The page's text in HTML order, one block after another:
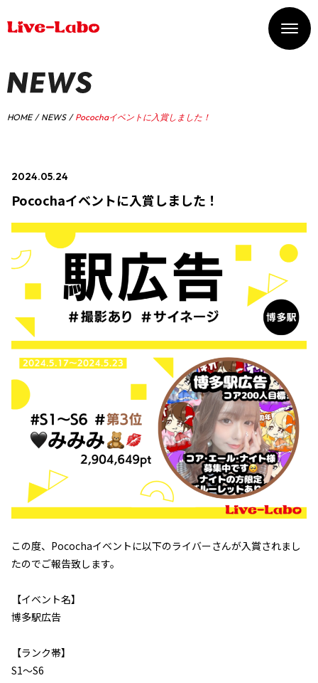
HOME NEWS Pocochaイベントに入賞しました！
2024.05.24
Pocochaイベントに入賞しました！
この度、Pocochaイベントに以下のライバーさんが入賞されまし
たのでご報告致します。
【イベント名】
博多駅広告
【ランク帯】
S1～S6